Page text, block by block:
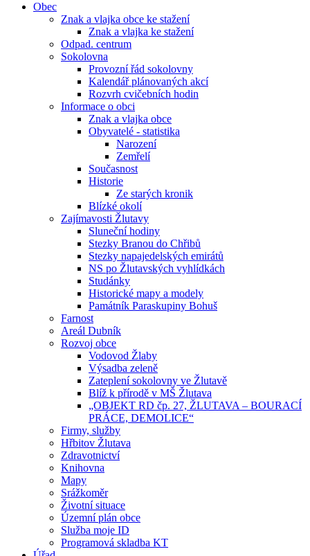
Obec
Znak a vlajka obce ke stažení
Znak a vlajka ke stažení
Odpad. centrum
Sokolovna
Provozní řád sokolovny
Kalendář plánovaných akcí
Rozvrh cvičebních hodin
Informace o obci
Znak a vlajka obce
Obyvatelé - statistika
Narození
Zemřelí
Současnost
Historie
Ze starých kronik
Blízké okolí
Zajímavosti Žlutavy
Sluneční hodiny
Stezky Branou do Chřibů
Stezky napajedelských emirátů
NS po Žlutavských vyhlídkách
Studánky
Historické mapy a modely
Památník Paraskupiny Bohuš
Farnost
Areál Dubník
Rozvoj obce
Vodovod Žlaby
Výsadba zeleně
Zateplení sokolovny ve Žlutavě
Blíž k přírodě v MŠ Žlutava
„OBJEKT RD čp. 27, ŽLUTAVA – BOURACÍ
PRÁCE, DEMOLICE“
Firmy, služby
Hřbitov Žlutava
Zdravotnictví
Knihovna
Mapy
Srážkoměr
Životní situace
Územní plán obce
Služba moje ID
Programová skladba KT